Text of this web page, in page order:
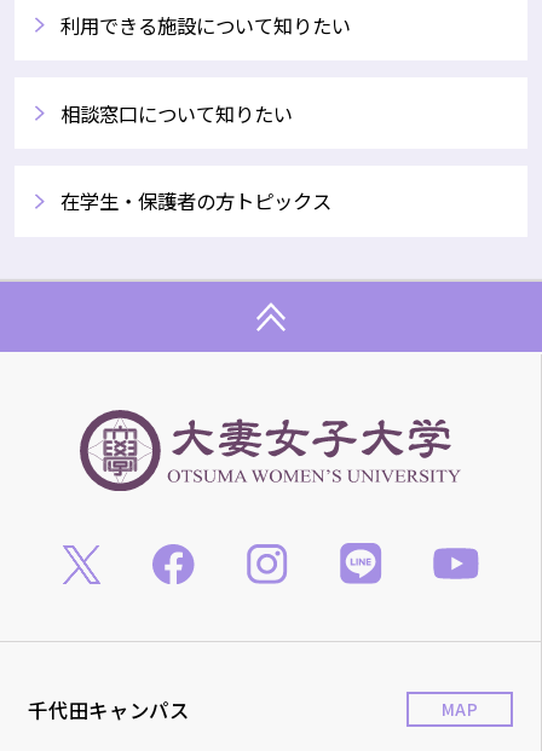
利用できる施設について知りたい
相談窓口について知りたい
在学生・保護者の方トピックス
千代田キャンパス MAP